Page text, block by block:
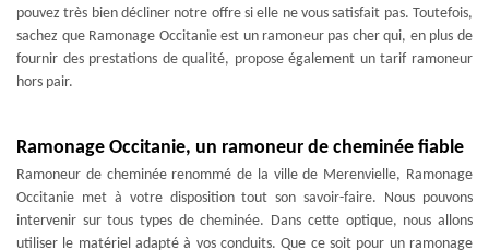
pouvez très bien décliner notre offre si elle ne vous satisfait pas. Toutefois,
sachez que Ramonage Occitanie est un ramoneur pas cher qui, en plus de
fournir des prestations de qualité, propose également un tarif ramoneur
hors pair.
Ramonage Occitanie, un ramoneur de cheminée fiable
Ramoneur de cheminée renommé de la ville de Merenvielle, Ramonage
Occitanie met à votre disposition tout son savoir-faire. Nous pouvons
intervenir sur tous types de cheminée. Dans cette optique, nous allons
utiliser le matériel adapté à vos conduits. Que ce soit pour un ramonage